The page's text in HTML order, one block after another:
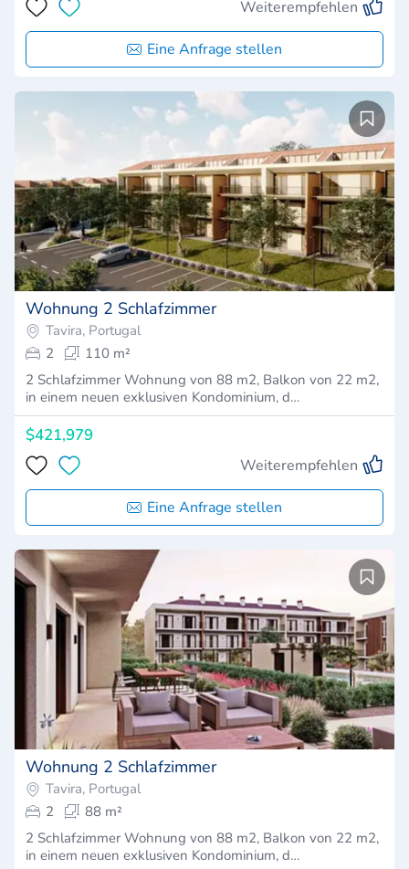
Weiterempfehlen
Eine Anfrage stellen
Wohnung 2 Schlafzimmer
Tavira, Portugal
2
110 m²
2 Schlafzimmer Wohnung von 88 m2, Balkon von 22 m2,
in einem neuen exklusiven Kondominium, d…
$421,979
Weiterempfehlen
Eine Anfrage stellen
Wohnung 2 Schlafzimmer
Tavira, Portugal
2
88 m²
2 Schlafzimmer Wohnung von 88 m2, Balkon von 22 m2,
in einem neuen exklusiven Kondominium, d…